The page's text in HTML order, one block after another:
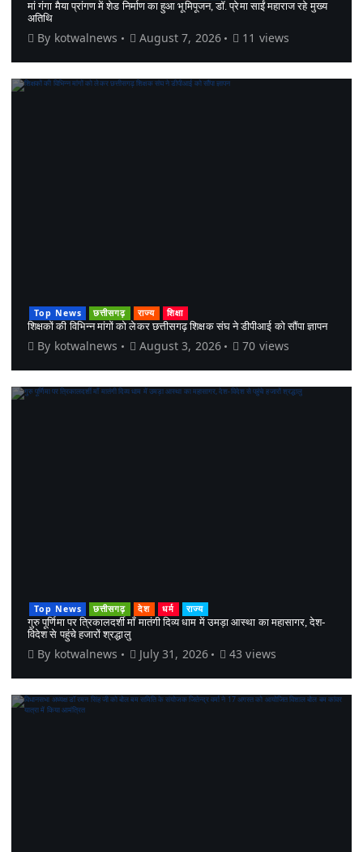
मां गंगा मैया प्रांगण में शेड निर्माण का हुआ भूमिपूजन, डॉ. प्रेमा साईं महाराज रहे मुख्य
अतिथि
By kotwalnews August 7, 2026 11 views
Top News छत्तीसगढ़ राज्य
शिक्षा
शिक्षकों की विभिन्न मांगों को लेकर छत्तीसगढ़ शिक्षक संघ ने डीपीआई को सौंपा ज्ञापन
By kotwalnews August 3, 2026 70 views
Top News छत्तीसगढ़ देश धर्म
राज्य
गुरु पूर्णिमा पर त्रिकालदर्शी माँ मातंगी दिव्य धाम में उमड़ा आस्था का महासागर, देश-
विदेश से पहुंचे हजारों श्रद्धालु
By kotwalnews July 31, 2026 43 views